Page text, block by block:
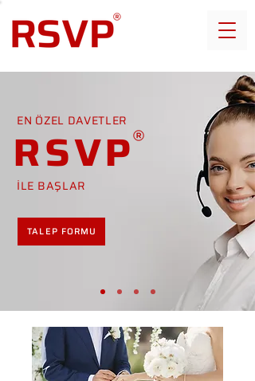
EN ÖZEL DAVETLER
RSVP
İLE BAŞLAR
TALEP FORMU